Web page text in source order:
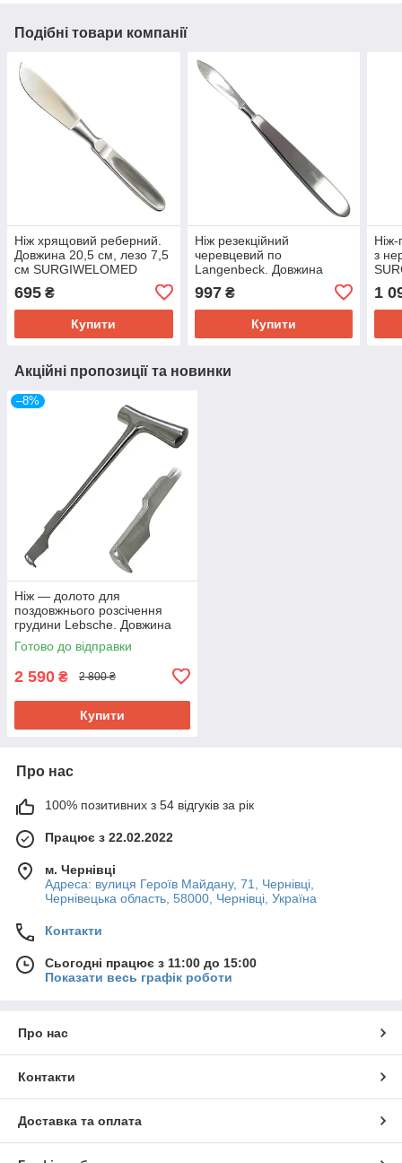
Подібні товари компанії
Ніж хрящовий реберний.
Довжина 20,5 см, лезо 7,5
см SURGIWELOMED
695 ₴
Купити
Ніж резекційний
черевцевий по
Langenbeck. Довжина
SURGIWELOMED
997₴
Купити
з
1
Акційні пропозиції та новинки
–8%
Ніж — долото для
поздовжнього розсічення
грудини Lebsche. Довжина
24,5 см SURGIWELOMED
Готово до відправки
2 590 ₴ 2 800 ₴
Купити
Про нас
100% позитивних з 54 відгуків за рік
Працює з 22.02.2022
м. Чернівці
Адреса: вулиця Героїв Майдану, 71, Чернівці,
Чернівецька область, 58000, Чернівці, Україна
Контакти
Сьогодні працює з 11:00 до 15:00
Показати весь графік роботи
Про нас
Контакти
Доставка та оплата